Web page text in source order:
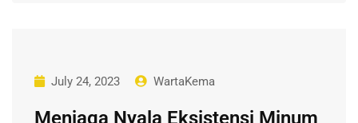
July 24, 2023 WartaKema
Menjaga Nyala Eksistensi Minum